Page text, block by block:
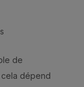
de
cela dépend